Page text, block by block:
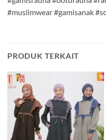
#muslimwear #gamisanak
PRODUK TERKAIT